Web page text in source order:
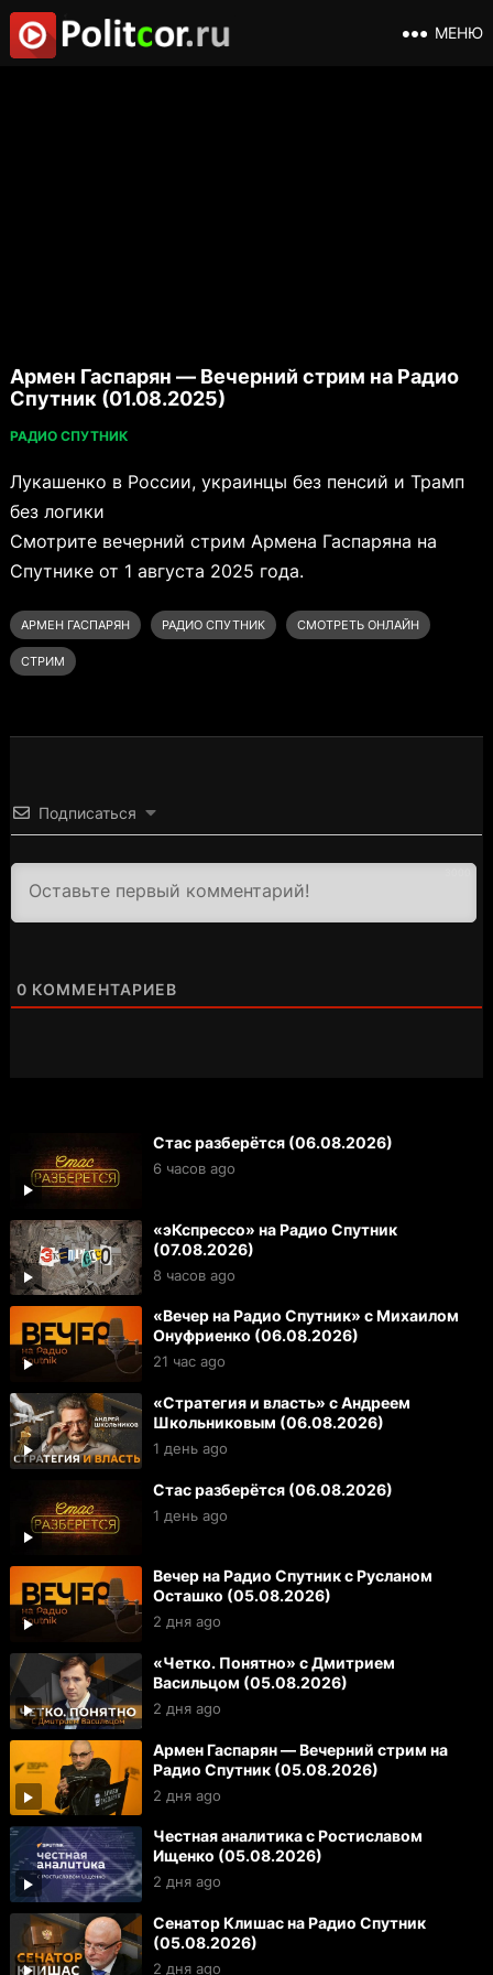
МЕНЮ
Армен Гаспарян — Вечерний стрим на Радио
Спутник (01.08.2025)
РАДИО СПУТНИК
Лукашенко в России, украинцы без пенсий и Трамп
без логики
Смотрите вечерний стрим Армена Гаспаряна на
Спутнике от 1 августа 2025 года.
АРМЕН ГАСПАРЯН РАДИО СПУТНИК СМОТРЕТЬ ОНЛАЙН
СТРИМ
Подписаться
0 КОММЕНТАРИЕВ
Стас разберётся (06.08.2026)
6 часов ago
«эКспрессо» на Радио Спутник
(07.08.2026)
8 часов ago
«Вечер на Радио Спутник» с Михаилом
Онуфриенко (06.08.2026)
21 час ago
«Стратегия и власть» с Андреем
Школьниковым (06.08.2026)
1 день ago
Стас разберётся (06.08.2026)
1 день ago
Вечер на Радио Спутник с Русланом
Осташко (05.08.2026)
2 дня ago
«Четко. Понятно» с Дмитрием
Васильцом (05.08.2026)
2 дня ago
Армен Гаспарян — Вечерний стрим на
Радио Спутник (05.08.2026)
2 дня ago
Честная аналитика с Ростиславом
Ищенко (05.08.2026)
2 дня ago
Сенатор Клишас на Радио Спутник
(05.08.2026)
2 дня ago